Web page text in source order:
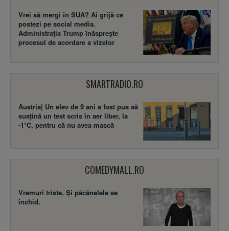
Vrei să mergi în SUA? Ai grijă ce
postezi pe social media.
Administrația Trump înăsprește
procesul de acordare a vizelor
SMARTRADIO.RO
Austria| Un elev de 9 ani a fost pus să
susţină un test scris în aer liber, la
-1°C, pentru că nu avea mască
COMEDYMALL.RO
Vremuri triste. Şi păcănelele se
închid.